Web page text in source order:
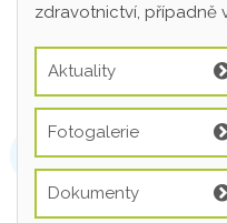
zdravotnictví, případně
Aktuality
Fotogalerie
Dokumenty